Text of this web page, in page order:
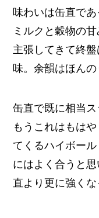
味わいは缶直で
ミルクと穀物の
主張してきて終
味。余韻はほんの
缶直で既に相当
もうこれはもは
てくるハイボー
にはよく合うと
直より更に強くな